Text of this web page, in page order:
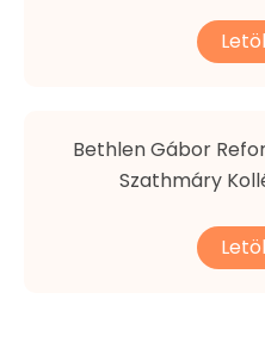
Bethlen Gábor
Szathmáry